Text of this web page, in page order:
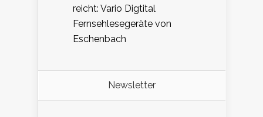
reicht: Vario Digtital
Fernsehlesegeräte von
Eschenbach
Newsletter